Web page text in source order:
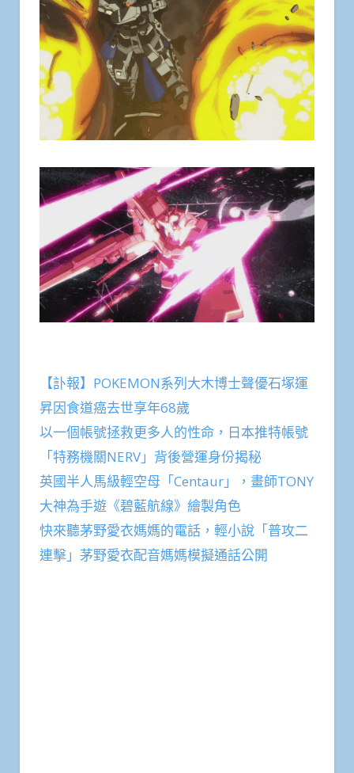
【訃報】POKEMON系列大木博士聲優石塚運
昇因食道癌去世享年68歲
以一個帳號拯救更多人的性命，日本推特帳號
「特務機關NERV」背後營運身份揭秘
英國半人馬級輕空母「Centaur」，畫師TONY
大神為手遊《碧藍航線》繪製角色
快來聽茅野愛衣媽媽的電話，輕小說「普攻二
連擊」茅野愛衣配音媽媽模擬通話公開